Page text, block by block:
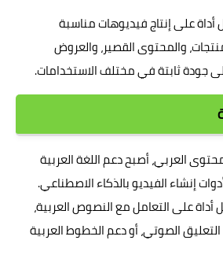
على إنتاج فيديوهات مناسبة
والمحتوى القصير، والعروض
جودة ثابتة في مختلف الاستخدامات.
العربي، أصبح دعم اللغة العربية
إنشاء الفيديو بالذكاء الاصطناعي.
أداة على التعامل مع النصوص العربية،
الصوتي، أو دعم الخطوط العربية